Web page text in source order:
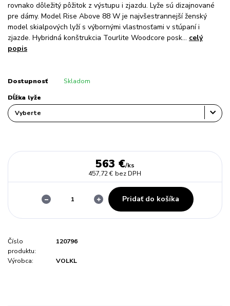
rovnako dôležitý pôžitok z výstupu i zjazdu. Lyže sú dizajnované
pre dámy. Model Rise Above 88 W je najvšestrannejší ženský
model skialpových lyží s výbornými vlastnosťami v stúpaní i
zjazde. Hybridná konštrukcia Tourlite Woodcore posk... celý
popis
Dostupnosť Skladom
Dĺžka lyže
563 €/ks
457,72 € bez DPH
Pridať do košíka
Číslo
produktu:
120796
Výrobca: VOLKL